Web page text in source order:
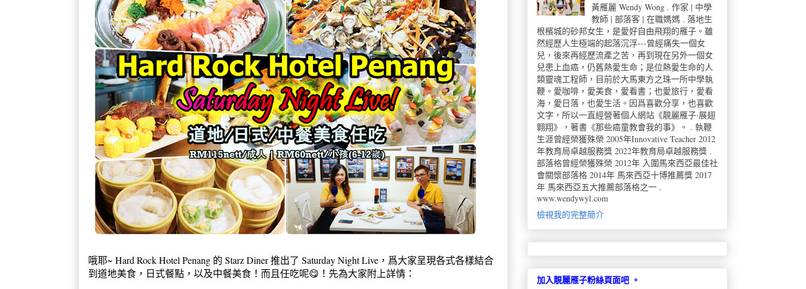
哦耶~ Hard Rock Hotel Penang 的 Starz Diner 推出了 Saturday Night Live，爲大家呈現各式各樣結合
到道地美食，日式餐點，以及中餐美食！而且任吃呢😋！先為大家附上詳情：
黃雁麗 Wendy Wong . 作家 | 中學
教師 | 部落客 | 在職媽媽 . 落地生
根檳城的砂邦女生，是愛好自由飛翔的雁子。雖
然經歷人生極端的起落沉浮---曾經痛失一個女
兒，後來再經歷流產之苦，再到現在另外一個女
兒患上血癌，仍舊熱愛生命；是位熱愛生命的人
類靈魂工程師，目前於大馬東方之珠一所中學執
鞭。愛咖啡，愛美食，愛看書；也愛旅行，愛看
海，愛日落，也愛生活。因爲喜歡分享，也喜歡
文字，所以一直經營著個人網站《靚麗雁子·展翅
翺翔》，著書《那些癌童教會我的事》。 . 執鞭
生涯曾經榮獲殊榮 2005年Innovative Teacher 2012
年教育局卓越服務獎 2022年教育局卓越服務獎 .
部落格曾經榮獲殊榮 2012年 入圍馬來西亞最佳社
會關懷部落格 2014年 馬來西亞十博推薦獎 2017
年 馬來西亞五大推薦部落格之一 .
www.wendywyl.com
檢視我的完整簡介
加入靚麗雁子粉絲頁面吧 。